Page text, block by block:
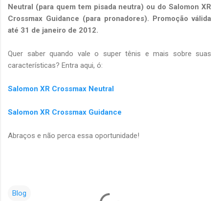
Neutral (para quem tem pisada neutra) ou do Salomon XR
Crossmax Guidance (para pronadores). Promoção válida
até 31 de janeiro de 2012.
Quer saber quando vale o super tênis e mais sobre suas
características? Entra aqui, ó:
Salomon XR Crossmax Neutral
Salomon XR Crossmax Guidance
Abraços e não perca essa oportunidade!
Blog